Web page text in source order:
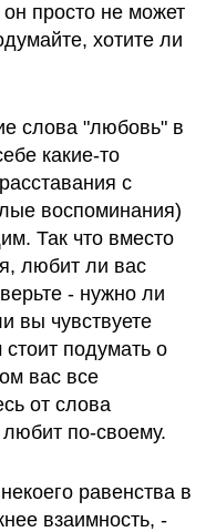
просто не может
хотите ли
слова "любовь" в
какие-то
с
воспоминания)
Так что вместо
любит ли вас
- нужно ли
вы чувствуете
подумать о
вас все
от слова
по-своему.
равенства в
взаимность, -